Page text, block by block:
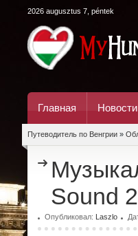
2026 augusztus 7, péntek
Главная Новости
Путеводитель по Венгрии »
Sound
Опубликовал: Laszlo